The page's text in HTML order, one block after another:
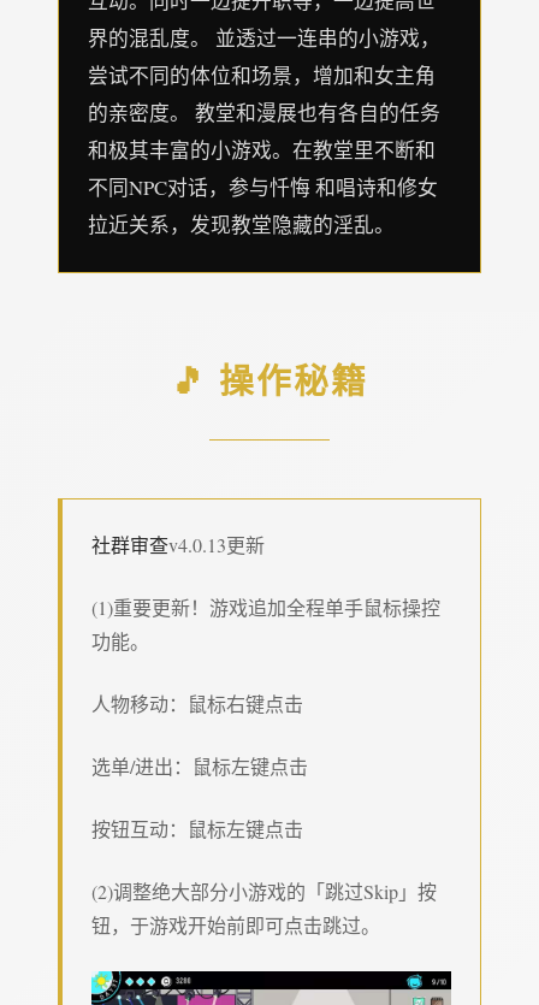
界的混乱度。 並透过一连串的小游戏，
尝试不同的体位和场景，增加和女主角
的亲密度。 教堂和漫展也有各自的任务
和极其丰富的小游戏。在教堂里不断和
不同NPC对话，参与忏悔 和唱诗和修女
拉近关系，发现教堂隐藏的淫乱。
🎵 操作秘籍
社群审查v4.0.13更新
(1)重要更新！游戏追加全程单手鼠标操控
功能。
人物移动：鼠标右键点击
选单/进出：鼠标左键点击
按钮互动：鼠标左键点击
(2)调整绝大部分小游戏的「跳过Skip」按
钮，于游戏开始前即可点击跳过。